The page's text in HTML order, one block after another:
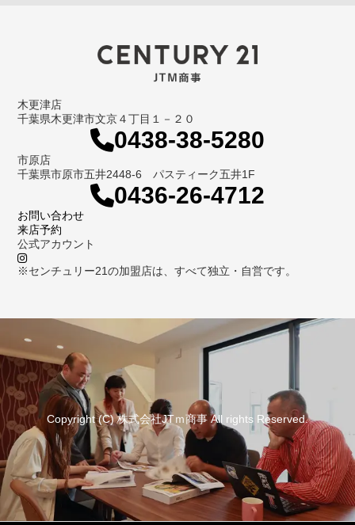
木更津店
千葉県木更津市文京４丁目１－２０
0438-38-5280
市原店
千葉県市原市五井2448-6 パスティーク五井1F
0436-26-4712
お問い合わせ
来店予約
公式アカウント
※センチュリー21の加盟店は、すべて独立・自営です。
Copyright (C) 株式会社JTｍ商事 All rights Reserved.